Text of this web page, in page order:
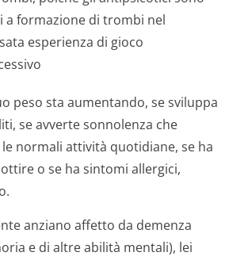
a formazione di trombi nel
esperienza di gioco
peso sta aumentando, se sviluppa
se avverte sonnolenza che
normali attività quotidiane, se ha
o se ha sintomi allergici,
anziano affetto da demenza
e di altre abilità mentali), lei